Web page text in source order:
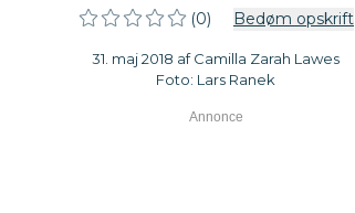
(0) Bedøm opskrift
31. maj 2018 af Camilla Zarah Lawes
Foto: Lars Ranek